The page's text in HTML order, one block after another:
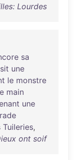
Lourdes
sa
une
le monstre
main
une
Tuileries,
ont soif